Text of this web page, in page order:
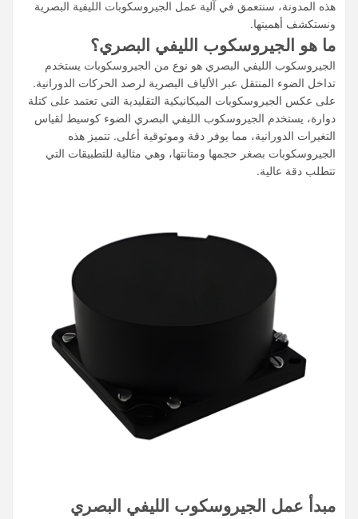
هذه المدونة، سنتعمق في آلية عمل الجيروسكوبات الليفية البصرية
ونستكشف أهميتها.
ما هو الجيروسكوب الليفي البصري؟
الجيروسكوب الليفي البصري هو نوع من الجيروسكوبات يستخدم
تداخل الضوء المنتقل عبر الألياف البصرية لرصد الحركات الدورانية.
على عكس الجيروسكوبات الميكانيكية التقليدية التي تعتمد على كتلة
دوارة، يستخدم الجيروسكوب الليفي البصري الضوء كوسيط لقياس
التغيرات الدورانية، مما يوفر دقة وموثوقية أعلى. تتميز هذه
الجيروسكوبات بصغر حجمها ومتانتها، وهي مثالية للتطبيقات التي
تتطلب دقة عالية.
مبدأ عمل الجيروسكوب الليفي البصري